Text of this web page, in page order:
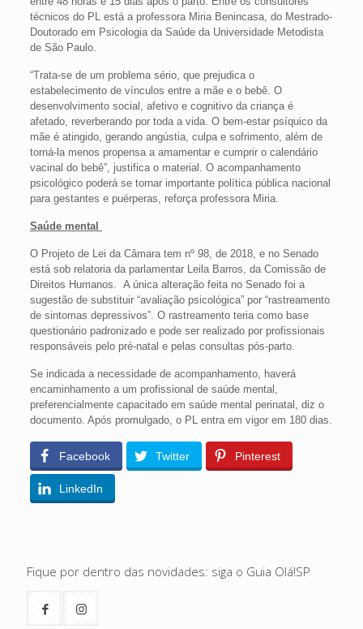
técnicos do PL está a professora Miria Benincasa, do Mestrado-
Doutorado em Psicologia da Saúde da Universidade Metodista
de São Paulo.
“Trata-se de um problema sério, que prejudica o
estabelecimento de vínculos entre a mãe e o bebê. O
desenvolvimento social, afetivo e cognitivo da criança é
afetado, reverberando por toda a vida. O bem-estar psíquico da
mãe é atingido, gerando angústia, culpa e sofrimento, além de
torná-la menos propensa a amamentar e cumprir o calendário
vacinal do bebê”, justifica o material. O acompanhamento
psicológico poderá se tornar importante política pública nacional
para gestantes e puérperas, reforça professora Miria.
Saúde mental
O Projeto de Lei da Câmara tem nº 98, de 2018, e no Senado
está sob relatoria da parlamentar Leila Barros, da Comissão de
Direitos Humanos. A única alteração feita no Senado foi a
sugestão de substituir “avaliação psicológica” por “rastreamento
de sintomas depressivos”. O rastreamento teria como base
questionário padronizado e pode ser realizado por profissionais
responsáveis pelo pré-natal e pelas consultas pós-parto.
Se indicada a necessidade de acompanhamento, haverá
encaminhamento a um profissional de saúde mental,
preferencialmente capacitado em saúde mental perinatal, diz o
documento. Após promulgado, o PL entra em vigor em 180 dias.
Facebook Twitter Pinterest
LinkedIn
Fique por dentro das novidades: siga o Guia Olá!SP